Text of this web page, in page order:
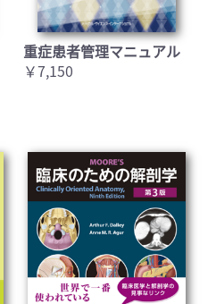
重症患者管理マニュアル
￥7,150